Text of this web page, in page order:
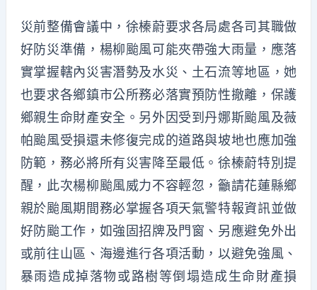
災前整備會議中，徐榛蔚要求各局處各司其職做
好防災準備，楊柳颱風可能夾帶強大雨量，應落
實掌握轄內災害潛勢及水災、土石流等地區，她
也要求各鄉鎮市公所務必落實預防性撤離，保護
鄉親生命財產安全。另外因受到丹娜斯颱風及薇
帕颱風受損還未修復完成的道路與坡地也應加強
防範，務必將所有災害降至最低。徐榛蔚特別提
醒，此次楊柳颱風威力不容輕忽，籲請花蓮縣鄉
親於颱風期間務必掌握各項天氣警特報資訊並做
好防颱工作，如強固招牌及門窗、另應避免外出
或前往山區、海邊進行各項活動，以避免強風、
暴雨造成掉落物或路樹等倒塌造成生命財產損